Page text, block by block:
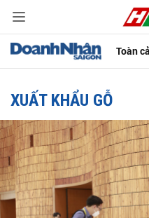
Toàn
XUẤT KHẨU GỖ